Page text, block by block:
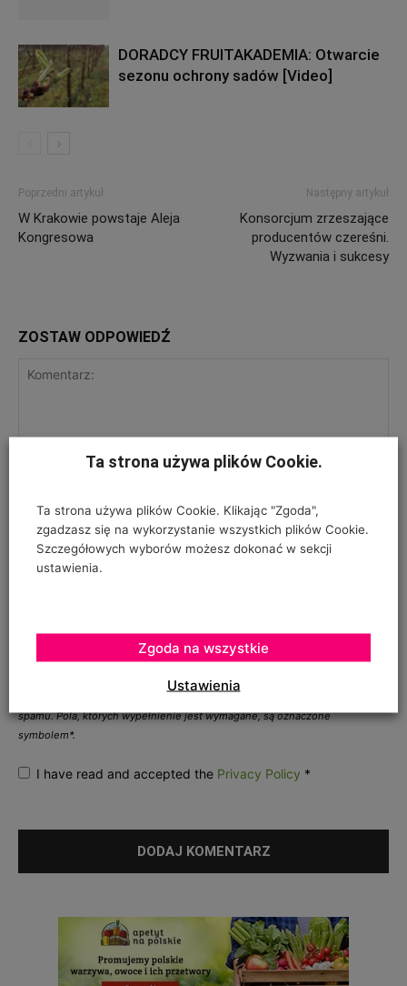
DORADCY FRUITAKADEMIA: Otwarcie
sezonu ochrony sadów [Video]
Poprzedni artykuł
W Krakowie powstaje Aleja
Kongresowa
Następny artykuł
Konsorcjum zrzeszające
producentów czereśni.
Wyzwania i sukcesy
ZOSTAW ODPOWIEDŹ
ZGODA NA PRZETWARZANIE DANYCH OSOBOWYCH
Twój adres e-mail nie zostanie opublikowany, podajesz go wyłącznie do
spamu. Pola, których wypełnienie jest wymagane, są oznaczone
symbolem*.
I have read and accepted the Privacy Policy *
Ta strona używa plików Cookie.
Ta strona używa plików Cookie. Klikając "Zgoda",
zgadzasz się na wykorzystanie wszystkich plików Cookie.
Szczegółowych wyborów możesz dokonać w sekcji
ustawienia.
Ustawienia
Zgoda na wszystkie